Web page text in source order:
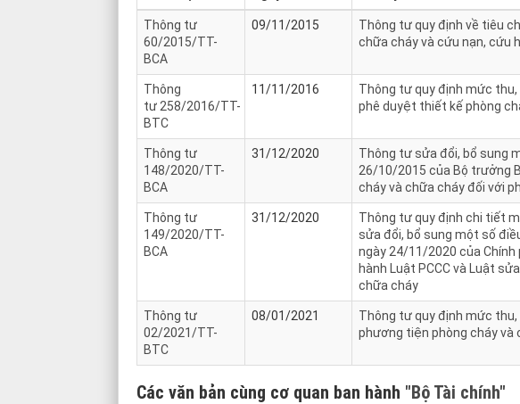
Thông tư
60/2015/TT-
BCA
09/11/2015
Thông tư quy định về tiêu
chữa cháy và cứu nạn, cứu
Thông
tư 258/2016/TT-
BTC
11/11/2016
Thông tư quy định mức thu,
phê duyệt thiết kế phòng
Thông tư
148/2020/TT-
BCA
31/12/2020
Thông tư sửa đổi, bổ sung
26/10/2015 của Bộ trưởng
cháy và chữa cháy đối với
Thông tư
149/2020/TT-
BCA
31/12/2020
Thông tư quy định chi tiết
sửa đổi, bổ sung một số
ngày 24/11/2020 của
hành Luật PCCC và Luật
chữa cháy
Thông tư
02/2021/TT-
BTC
08/01/2021
Thông tư quy định mức thu,
phương tiện phòng cháy và
Các văn bản cùng cơ quan ban hành "Bộ Tài chính"